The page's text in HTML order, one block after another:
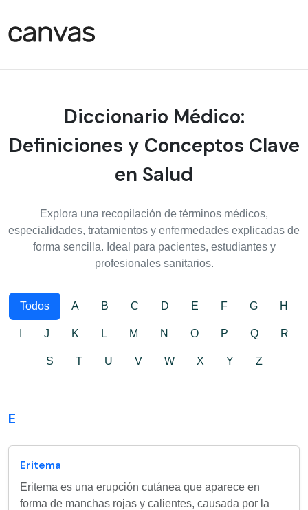
Diccionario Médico:
Definiciones y Conceptos Clave
en Salud
Explora una recopilación de términos médicos,
especialidades, tratamientos y enfermedades explicadas de
forma sencilla. Ideal para pacientes, estudiantes y
profesionales sanitarios.
Todos A B C D E F G H
J K L M N O P Q R
S T U V W X Y Z
E
Eritema
Eritema es una erupción cutánea que aparece en
forma de manchas rojas y calientes, causada por la